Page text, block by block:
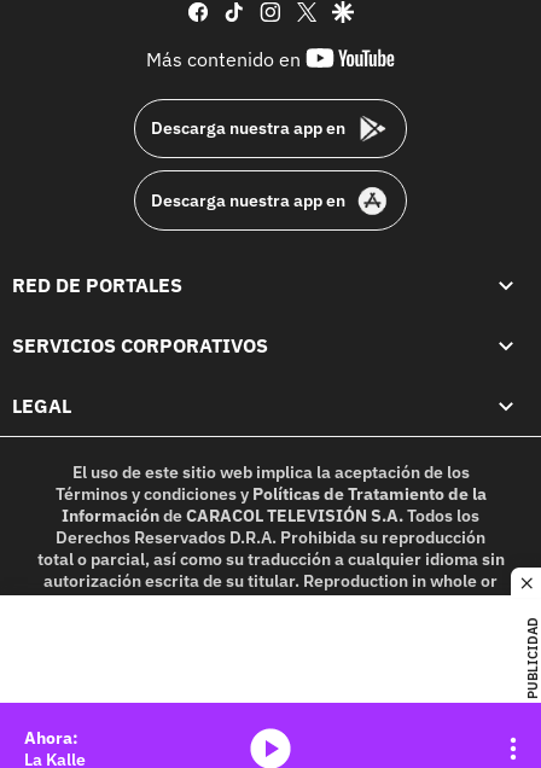
PUBLICIDAD
facebook
tiktok instagram
twittergoogle
Más contenido en
youtube-
Descarga nuestra app en
Descarga nuestra app en
RED DE PORTALES
SERVICIOS CORPORATIVOS
LEGAL
El uso de este sitio web implica la aceptación de los
Términos y condicionesy Políticas de Tratamiento de la
InformacióndeCARACOL TELEVISIÓN S.A.Todos los
Derechos Reservados D.R.A. Prohibida su reproducción
total o parcial, así como su traducción a cualquier idioma sin
autorización escrita de su titular. Reproduction in whole or
La Kalle